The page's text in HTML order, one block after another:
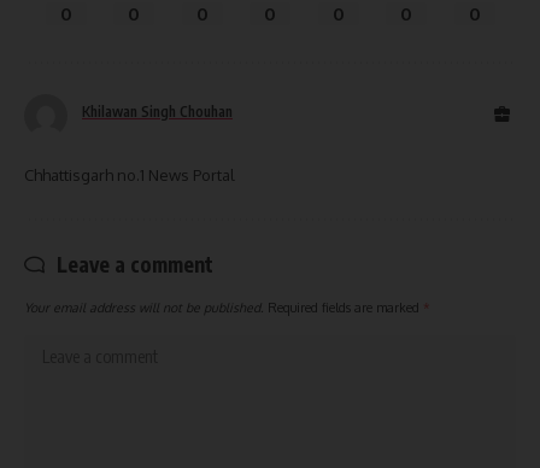
0 0 0 0 0 0 0
Khilawan Singh Chouhan
Chhattisgarh no.1 News Portal
Leave a comment
Your email address will not be published. Required fields are marked *